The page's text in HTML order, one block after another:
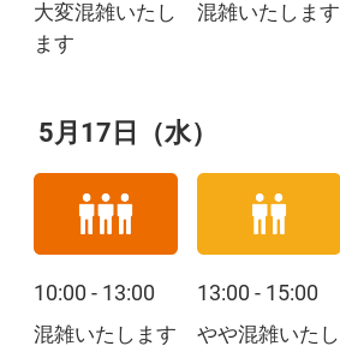
大変混雑いたし
ます
混雑いたします
5月17日（水）
10:00 - 13:00
混雑いたします
13:00 - 15:00
やや混雑いたし